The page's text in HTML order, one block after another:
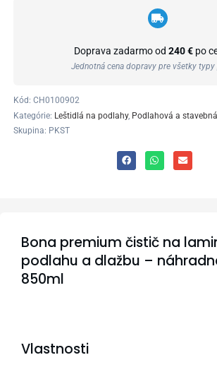
Doprava zadarmo od 240 € po
Jednotná cena dopravy pre všetky typy
Kód: CH0100902
Kategórie: Leštidlá na podlahy, Podlahová a
Skupina: PKST
Bona premium čistič na
podlahu a dlažbu –
850ml
Vlastnosti